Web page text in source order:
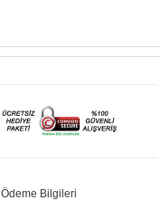
Ödeme Bilgileri